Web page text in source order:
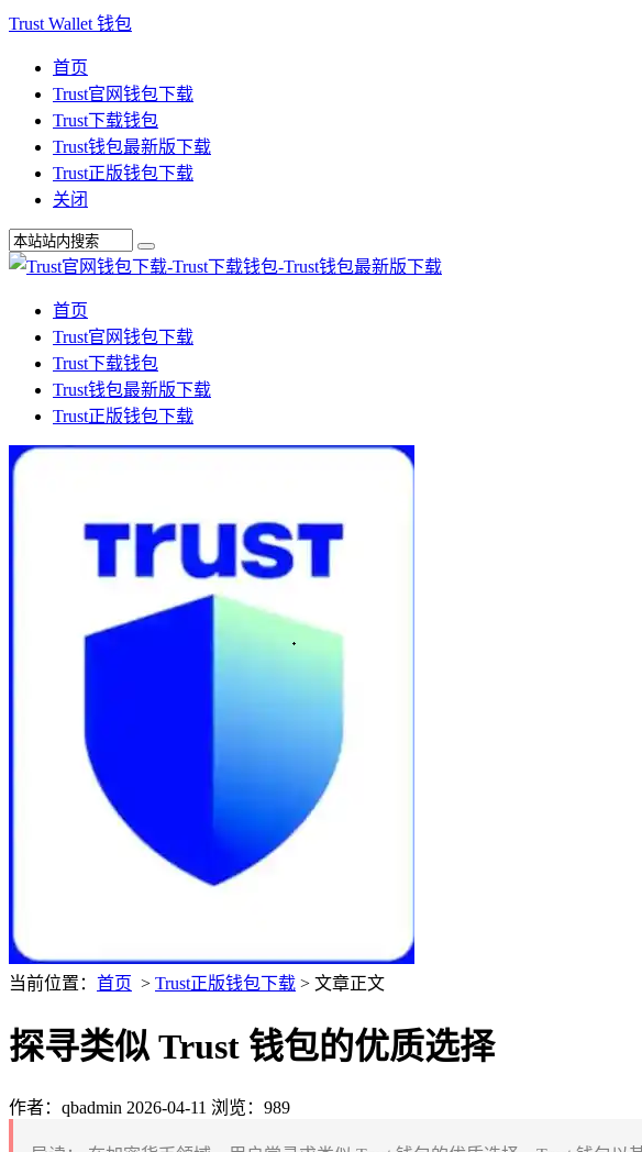
Trust Wallet 钱包
首页
Trust官网钱包下载
Trust下载钱包
Trust钱包最新版下载
Trust正版钱包下载
关闭
首页
Trust官网钱包下载
Trust下载钱包
Trust钱包最新版下载
Trust正版钱包下载
当前位置： 首页 > Trust正版钱包下载 > 文章正文
探寻类似 Trust 钱包的优质选择
作者：qbadmin 2026-04-11 浏览：989